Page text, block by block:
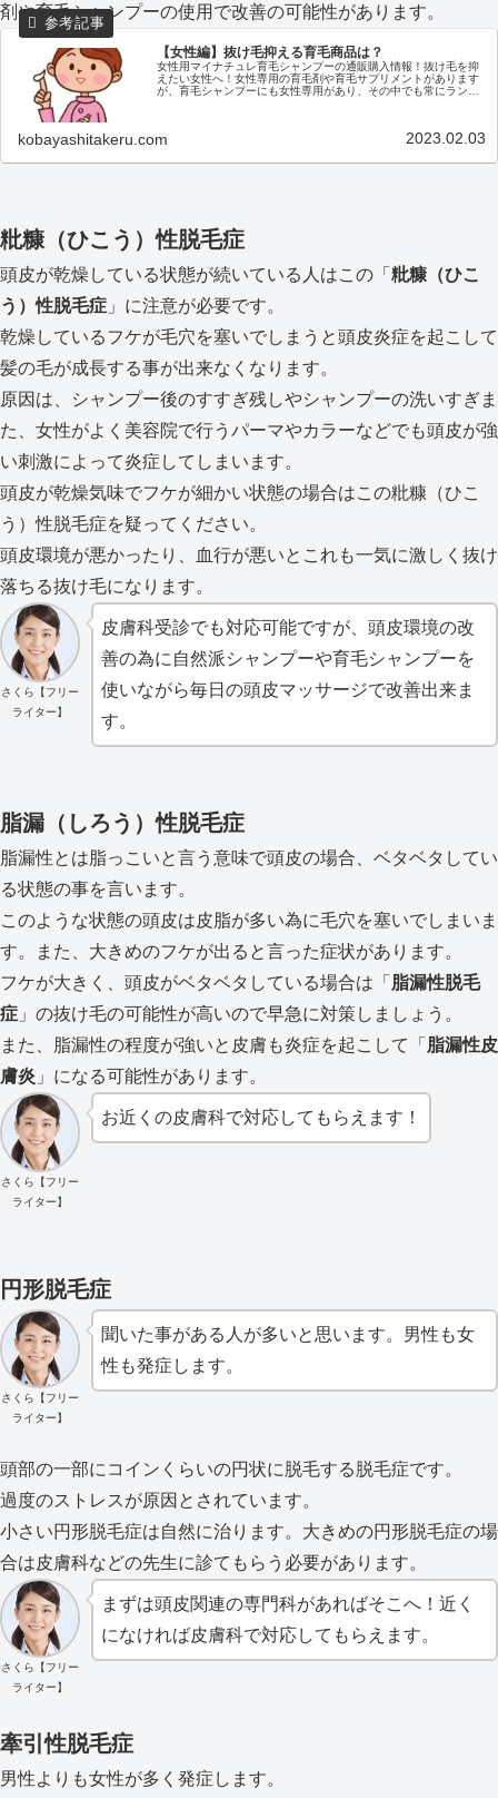
剤や育毛シャンプーの使用で改善の可能性があります。
【女性編】抜け毛抑える育毛商品は？
女性用マイナチュレ育毛シャンプーの通販購入情報！抜け毛を抑
えたい女性へ！女性専用の育毛剤や育毛サプリメントがあります
が、育毛シャンプーにも女性専用があり、その中でも常にランキ
kobayashitakeru.com 2023.02.03
粃糠（ひこう）性脱毛症
頭皮が乾燥している状態が続いている人はこの「 粃糠（ひこ
う）性脱毛症 」に注意が必要です。
乾燥しているフケが毛穴を塞いでしまうと頭皮炎症を起こして
髪の毛が成長する事が出来なくなります。
原因は、シャンプー後のすすぎ残しやシャンプーの洗いすぎま
た、女性がよく美容院で行うパーマやカラーなどでも頭皮が強
い刺激によって炎症してしまいます。
頭皮が乾燥気味でフケが細かい状態の場合はこの粃糠（ひこ
う）性脱毛症を疑ってください。
頭皮環境が悪かったり、血行が悪いとこれも一気に激しく抜け
落ちる抜け毛になります。
さくら【フリー
ライター】
皮膚科受診でも対応可能ですが、頭皮環境の改
善の為に自然派シャンプーや育毛シャンプーを
使いながら毎日の頭皮マッサージで改善出来ま
す。
脂漏（しろう）性脱毛症
脂漏性とは脂っこいと言う意味で頭皮の場合、ベタベタしてい
る状態の事を言います。
このような状態の頭皮は皮脂が多い為に毛穴を塞いでしまいま
す。また、大きめのフケが出ると言った症状があります。
フケが大きく、頭皮がベタベタしている場合は「 脂漏性脱毛
症 」の抜け毛の可能性が高いので早急に対策しましょう。
また、脂漏性の程度が強いと皮膚も炎症を起こして「 脂漏性皮
膚炎 」になる可能性があります。
さくら【フリー
ライター】
お近くの皮膚科で対応してもらえます！
円形脱毛症
さくら【フリー
ライター】
聞いた事がある人が多いと思います。男性も女
性も発症します。
頭部の一部にコインくらいの円状に脱毛する脱毛症です。
過度のストレスが原因とされています。
小さい円形脱毛症は自然に治ります。大きめの円形脱毛症の場
合は皮膚科などの先生に診てもらう必要があります。
さくら【フリー
ライター】
まずは頭皮関連の専門科があればそこへ！近く
になければ皮膚科で対応してもらえます。
牽引性脱毛症
男性よりも女性が多く発症します。